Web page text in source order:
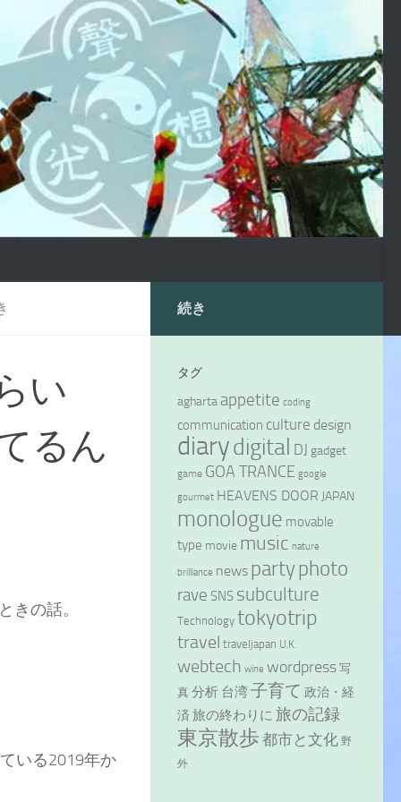
い
るん
きの話。
いる2019年か
続き
タグ
agharta appetite coding
communication culture design
diarydigital DJ gadget
game GOA TRANCE google
gourmet HEAVENS DOOR JAPAN
monologue movable
type movie music nature
brilliance news partyphoto
rave SNS subculture
Technology tokyotrip
travel traveljapan U.K.
webtech wine wordpress 写
真 分析 台湾子育て 政治・経
済 旅の終わりに 旅の記録
東京散歩 都市と文化 野
外